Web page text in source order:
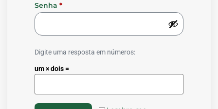
Senha *
Digite uma resposta em números:
um × dois =